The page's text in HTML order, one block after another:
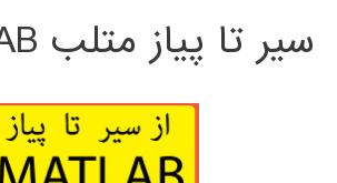
سیر تا پیاز متلب MATLAB